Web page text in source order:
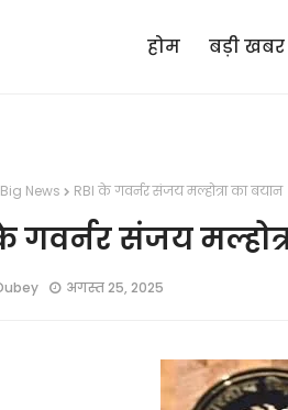
होम बड़ी खबर
Big News RBI के गवर्नर संजय मल्होत्रा का बयान
गवर्नर संजय
अगस्त 25, 2025